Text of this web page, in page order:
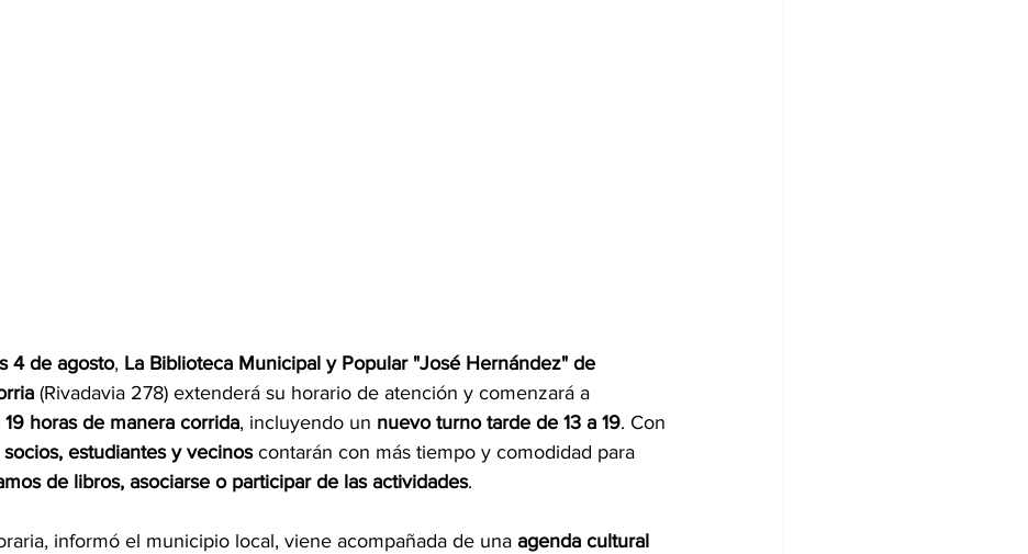
4 de agosto, La Biblioteca Municipal y Popular "José Hernández" de
(Rivadavia 278) extenderá su horario de atención y comenzará a
19 horas de manera corrida, incluyendo un nuevo turno tarde de 13 a 19. Con
socios, estudiantes y vecinos contarán con más tiempo y comodidad para
de libros, asociarse o participar de las actividades.
informó el municipio local, viene acompañada de una agenda cultural